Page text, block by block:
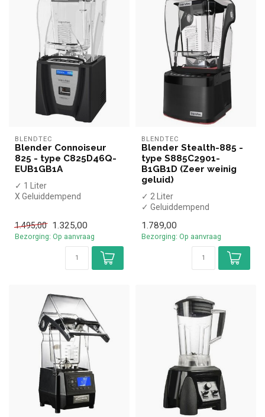
BLENDTEC
Blender Connoiseur
825 - type C825D46Q-
EUB1GB1A
✓ 1 Liter
X Geluiddempend
1.495,00
1.325,00
Bezorging: Op aanvraag
BLENDTEC
Blender Stealth-885 -
type S885C2901-
B1GB1D (Zeer weinig
geluid)
✓ 2 Liter
✓ Geluiddempend
✓ OLED display
✓ USB functie
1.789,00
Bezorging: Op aanvraag